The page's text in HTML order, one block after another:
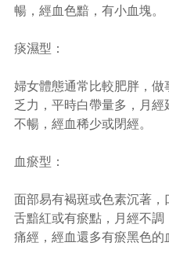
暢，經血色黯，有小血塊。
痰濕型：
婦女體態通常比較肥胖，做
乏力，平時白帶量多，月經
不暢，經血稀少或閉經。
血瘀型：
面部易有褐斑或色素沉著，
舌黯紅或有瘀點，月經不調
痛經，經血還多有瘀黑色的